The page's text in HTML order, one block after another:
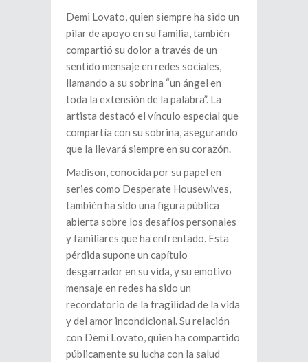
Demi Lovato, quien siempre ha sido un
pilar de apoyo en su familia, también
compartió su dolor a través de un
sentido mensaje en redes sociales,
llamando a su sobrina “un ángel en
toda la extensión de la palabra”. La
artista destacó el vínculo especial que
compartía con su sobrina, asegurando
que la llevará siempre en su corazón.
Madison, conocida por su papel en
series como Desperate Housewives,
también ha sido una figura pública
abierta sobre los desafíos personales
y familiares que ha enfrentado. Esta
pérdida supone un capítulo
desgarrador en su vida, y su emotivo
mensaje en redes ha sido un
recordatorio de la fragilidad de la vida
y del amor incondicional. Su relación
con Demi Lovato, quien ha compartido
públicamente su lucha con la salud